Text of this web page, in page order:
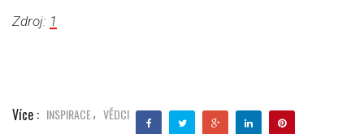
Zdroj: 1
Více : INSPIRACE, VĚDCI